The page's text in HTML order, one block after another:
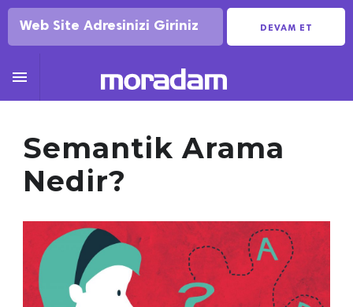
DEVAM ET

Semantik Arama
Nedir?